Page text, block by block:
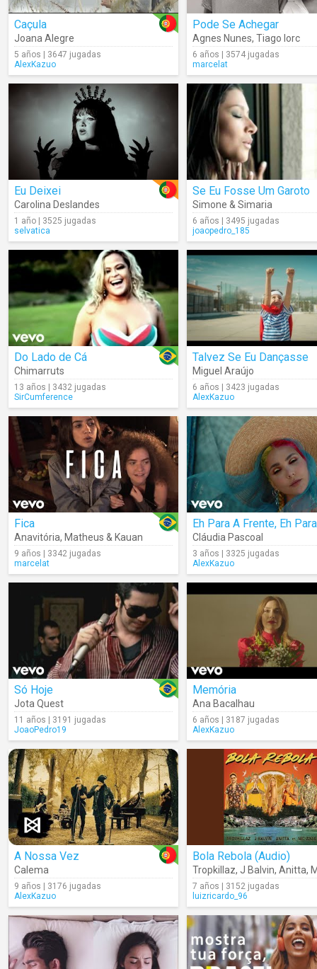
Caçula
Joana Alegre
5 años | 3647 jugadas
AlexKazuo
Pode Se Achegar
Agnes Nunes, Tiago Iorc
6 años | 3574 jugadas
marcelat
Eu Deixei
Carolina Deslandes
1 año | 3525 jugadas
selvatica
Se Eu Fosse Um Garoto
Simone & Simaria
6 años | 3495 jugadas
joaopedro_185
Do Lado de Cá
Chimarruts
13 años | 3432 jugadas
SirCumference
Talvez Se Eu Dançasse
Miguel Araújo
6 años | 3423 jugadas
AlexKazuo
Fica
Anavitória, Matheus & Kauan
9 años | 3342 jugadas
marcelat
Cláudia Pascoal
3 años | 3325 jugadas
AlexKazuo
Só Hoje
Jota Quest
11 años | 3191 jugadas
JoaoPedro19
Memória
Ana Bacalhau
6 años | 3187 jugadas
AlexKazuo
A Nossa Vez
Calema
9 años | 3176 jugadas
AlexKazuo
Bola Rebola (Audio)
Tropkillaz, J Balvin, Anitta,
7 años | 3152 jugadas
luizricardo_96